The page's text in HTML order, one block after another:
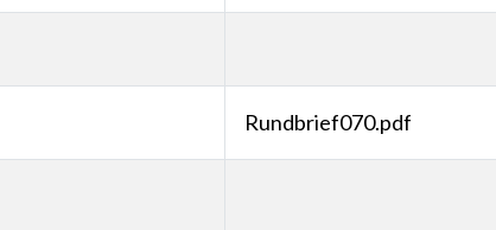
Rundbrief070.pdf